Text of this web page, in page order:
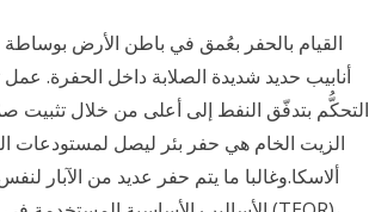
القيام بالحفر بعُمق في باطن الأرض بوساطة
أنابيب حديد شديدة الصلابة داخل الحفرة.
التحكُّم بتدفّق النفط إلى أعلى من خلال
الزيت الخام هي حفر بئر ليصل لمستودعات
ألاسكا.وغالبا ما يتم حفر عديد من